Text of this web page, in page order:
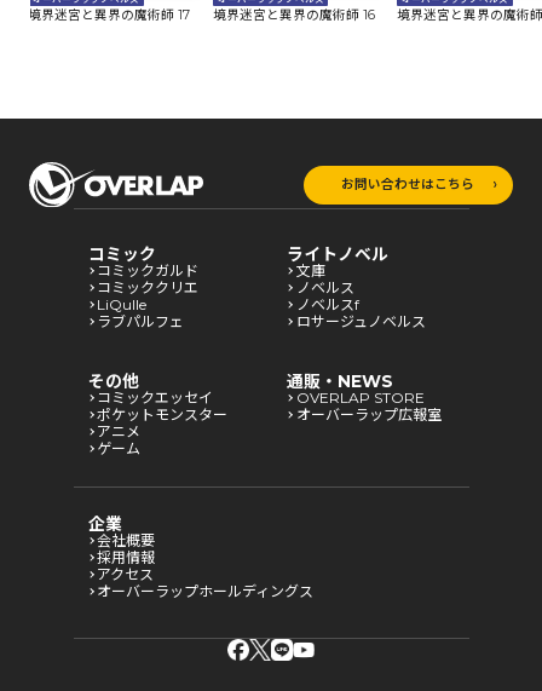
境界迷宮と異界の魔術師 17 境界迷宮と異界の魔術師 16 境界迷宮と異界の魔術
お問い合わせはこちら
コミック
コミックガルド
コミッククリエ
LiQulle
ラブパルフェ
ライトノベル
文庫
ノベルス
ノベルスf
ロサージュノベルス
その他
コミックエッセイ
ポケットモンスター
アニメ
ゲーム
通販・NEWS
OVERLAP STORE
オーバーラップ広報室
企業
会社概要
採用情報
アクセス
オーバーラップホールディングス